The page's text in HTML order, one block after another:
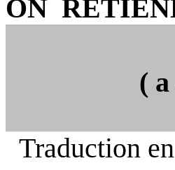
ON
(
Traduction